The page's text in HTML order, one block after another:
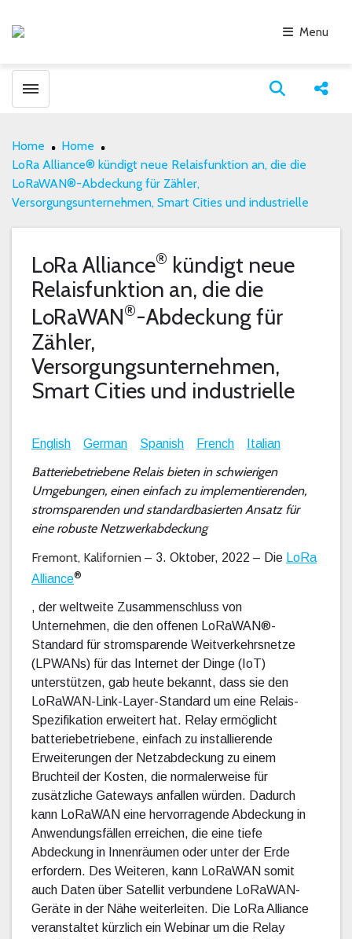
Menu
Toggle menubar Open
Home
Home
LoRa Alliance® kündigt neue Relaisfunktion an, die die
LoRaWAN®-Abdeckung für Zähler,
Versorgungsunternehmen, Smart Cities und industrielle
LoRa Alliance® kündigt neue
Relaisfunktion an, die die
LoRaWAN®-Abdeckung für
Zähler,
Versorgungsunternehmen,
Smart Cities und industrielle
English German Spanish French Italian
Batteriebetriebene Relais bieten in schwierigen
Umgebungen, einen einfach zu implementierenden,
stromsparenden und standardbasierten Ansatz für
eine robuste Netzwerkabdeckung
Fremont, Kalifornien – 3. Oktober, 2022 – Die LoRa
Alliance®
, der weltweite Zusammenschluss von
Unternehmen, die den offenen LoRaWAN®-
Standard für stromsparende Weitverkehrsnetze
(LPWANs) für das Internet der Dinge (IoT)
unterstützen, gab heute bekannt, dass sie den
LoRaWAN-Link-Layer-Standard um eine Relais-
Spezifikation erweitert hat. Relay ermöglicht
batteriebetriebene, einfach zu installierende
Erweiterungen der Netzabdeckung zu einem
Bruchteil der Kosten, die normalerweise für
zusätzliche Gateways anfallen würden. Dadurch
kann LoRaWAN eine hervorragende Abdeckung in
Anwendungsfällen erreichen, die eine tiefe
Abdeckung in Innenräumen oder unter der Erde
erfordern. Des Weiteren, kann LoRaWAN somit
auch Daten über Satellit verbundene LoRaWAN-
Geräte in der Nähe weiterleiten. Die LoRa Alliance
veranstaltet kürzlich ein Webinar um die Relay